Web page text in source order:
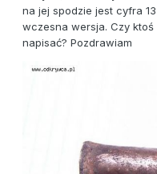
na jej spodzie jest cyfra
wczesna wersja. Czy
napisać? Pozdrawiam